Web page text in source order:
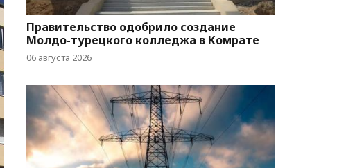
Правительство одобрило создание
Молдо-турецкого колледжа в Комрате
06 августа 2026